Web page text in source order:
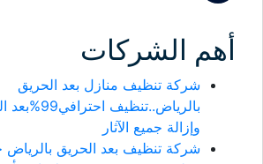
أهم الشركات
شركة تنظيف منازل بعد الحريق
بالرياض..تنظيف
وإزالة جميع الآثار
شركة تنظيف بعد الحريق